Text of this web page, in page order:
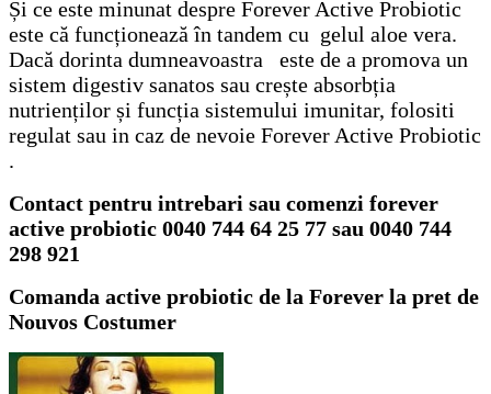
Și ce este minunat despre Forever Active Probiotic
este că funcționează în tandem cu gelul aloe vera.
Dacă dorinta dumneavoastra este de a promova un
sistem digestiv sanatos sau crește absorbția
nutrienților și funcția sistemului imunitar, folositi
regulat sau in caz de nevoie Forever Active Probiotic
.
Contact pentru intrebari sau comenzi forever
active probiotic 0040 744 64 25 77 sau 0040 744
298 921
Comanda active probiotic de la Forever la pret de
Nouvos Costumer